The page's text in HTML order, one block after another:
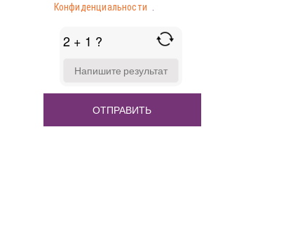
Конфиденциальности
2 + 1 ?
FOR